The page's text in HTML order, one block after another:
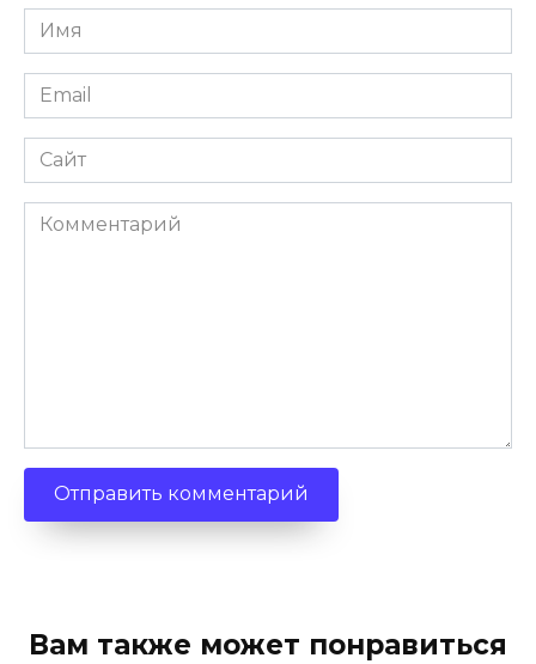
Имя
Email
Сайт
Комментарий
Вам также может понравиться